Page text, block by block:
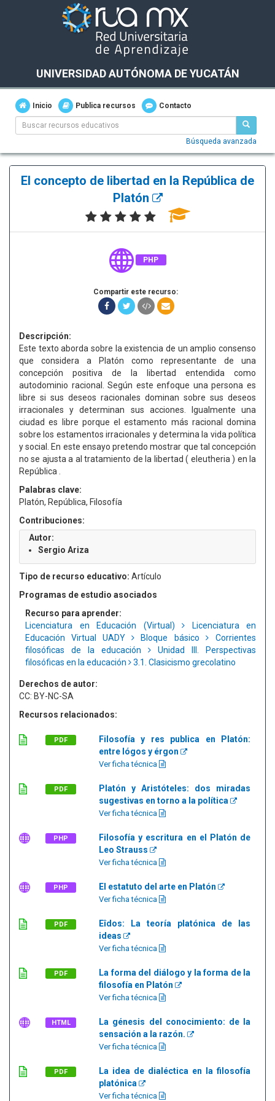
UNIVERSIDAD AUTÓNOMA DE YUCATÁN
Inicio Publica recursos Contacto
Búsqueda avanzada
El concepto de libertad en la República de
Platón
PHP
Compartir este recurso:
Descripción:
Este texto aborda sobre la existencia de un amplio consenso
que considera a Platón como representante de una
concepción positiva de la libertad entendida como
autodominio racional. Según este enfoque una persona es
libre si sus deseos racionales dominan sobre sus deseos
irracionales y determinan sus acciones. Igualmente una
ciudad es libre porque el estamento más racional domina
sobre los estamentos irracionales y determina la vida política
y social. En este ensayo pretendo mostrar que tal concepción
no se ajusta a al tratamiento de la libertad ( eleutheria ) en la
República .
Palabras clave:
Platón, República, Filosofía
Contribuciones:
Autor:
Sergio Ariza
Tipo de recurso educativo: Artículo
Programas de estudio asociados
Recurso para aprender:
Licenciatura en Educación (Virtual)
Licenciatura en
Educación Virtual UADY
Bloque básico
Corrientes
filosóficas de la educación
Unidad III. Perspectivas
filosóficas en la educación
3.1. Clasicismo grecolatino
Derechos de autor:
CC: BY-NC-SA
Recursos relacionados:
PDF
Filosofía y res publica en Platón:
entre lógos y érgon
Ver ficha técnica
PDF
Platón y Aristóteles: dos miradas
sugestivas en torno a la política
Ver ficha técnica
PHP
Filosofía y escritura en el Platón de
Leo Strauss
Ver ficha técnica
PHP El estatuto del arte en Platón
Ver ficha técnica
PDF
Eîdos: La teoría platónica de las
ideas
Ver ficha técnica
PDF
La forma del diálogo y la forma de la
filosofía en Platón
Ver ficha técnica
HTML
La génesis del conocimiento: de la
sensación a la razón.
Ver ficha técnica
PDF
La idea de dialéctica en la filosofía
platónica
Ver ficha técnica